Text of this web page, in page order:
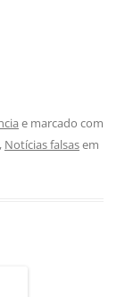
e marcado com
, Notícias falsasem